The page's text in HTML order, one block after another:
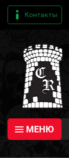
Контакты
МЕНЮ